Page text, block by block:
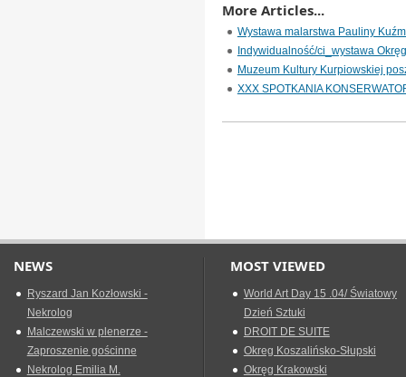
More Articles...
Wystawa malarstwa Pauliny
Indywidualność/ci_wystawa
Muzeum Kultury Kurpiowskiej
XXX SPOTKANIA
NEWS
Ryszard Jan Kozłowski -
Nekrolog
Malczewski w plenerze -
Zaproszenie gościnne
Nekrolog Emilia M.
MOST VIEWED
World Art Day 15 .04/ Światowy
Dzień Sztuki
DROIT DE SUITE
Okreg Koszalińsko-Słupski
Okręg Krakowski